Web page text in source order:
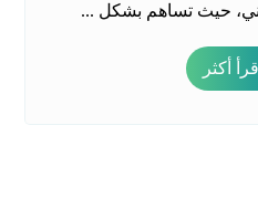
حيث تساهم بشكل ...
اقرأ أكثر